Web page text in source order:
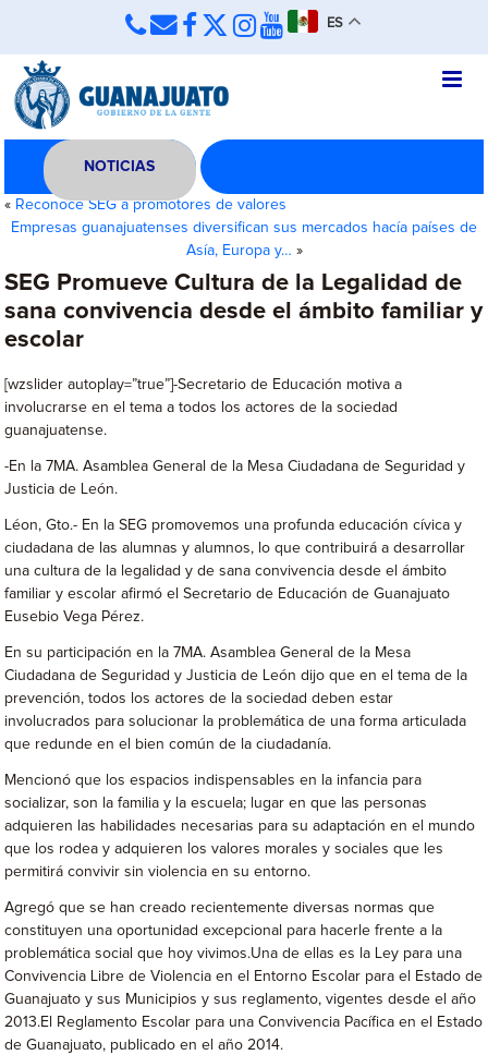
ES
NOTICIAS
« Reconoce SEG a promotores de valores
Empresas guanajuatenses diversifican sus mercados hacía países de
Asía, Europa y… »
SEG Promueve Cultura de la Legalidad de
sana convivencia desde el ámbito familiar y
escolar
[wzslider autoplay=”true”]-Secretario de Educación motiva a
involucrarse en el tema a todos los actores de la sociedad
guanajuatense.
-En la 7MA. Asamblea General de la Mesa Ciudadana de Seguridad y
Justicia de León.
Léon, Gto.- En la SEG promovemos una profunda educación cívica y
ciudadana de las alumnas y alumnos, lo que contribuirá a desarrollar
una cultura de la legalidad y de sana convivencia desde el ámbito
familiar y escolar afirmó el Secretario de Educación de Guanajuato
Eusebio Vega Pérez.
En su participación en la 7MA. Asamblea General de la Mesa
Ciudadana de Seguridad y Justicia de León dijo que en el tema de la
prevención, todos los actores de la sociedad deben estar
involucrados para solucionar la problemática de una forma articulada
que redunde en el bien común de la ciudadanía.
Mencionó que los espacios indispensables en la infancia para
socializar, son la familia y la escuela; lugar en que las personas
adquieren las habilidades necesarias para su adaptación en el mundo
que los rodea y adquieren los valores morales y sociales que les
permitirá convivir sin violencia en su entorno.
Agregó que se han creado recientemente diversas normas que
constituyen una oportunidad excepcional para hacerle frente a la
problemática social que hoy vivimos.Una de ellas es la Ley para una
Convivencia Libre de Violencia en el Entorno Escolar para el Estado de
Guanajuato y sus Municipios y sus reglamento, vigentes desde el año
2013.El Reglamento Escolar para una Convivencia Pacífica en el Estado
de Guanajuato, publicado en el año 2014.